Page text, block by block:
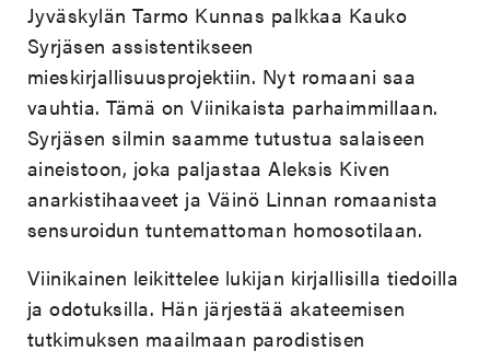
Jyväskylän Tarmo Kunnas palkkaa Kauko
Syrjäsen assistentikseen
mieskirjallisuusprojektiin. Nyt romaani saa
vauhtia. Tämä on Viinikaista parhaimmillaan.
Syrjäsen silmin saamme tutustua salaiseen
aineistoon, joka paljastaa Aleksis Kiven
anarkistihaaveet ja Väinö Linnan romaanista
sensuroidun tuntemattoman homosotilaan.
Viinikainen leikittelee lukijan kirjallisilla tiedoilla
ja odotuksilla. Hän järjestää akateemisen
tutkimuksen maailmaan parodistisen